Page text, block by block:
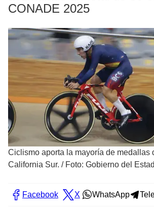
CONADE 2025
Ciclismo aporta la mayoría de medallas
California Sur. / Foto: Gobierno del
Facebook X WhatsApp